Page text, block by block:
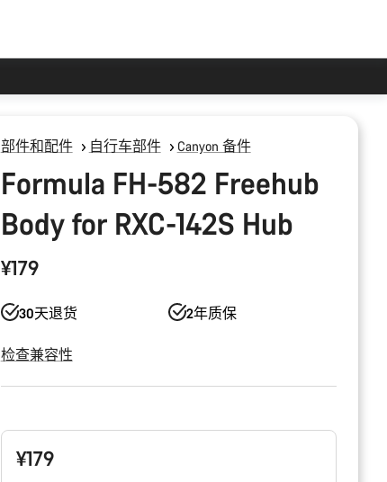
部件和配件 自行车部件 Canyon 备件
Formula FH-582 Freehub
Body for RXC-142S Hub
¥179
30天退货 2年质保
检查兼容性
配
¥179